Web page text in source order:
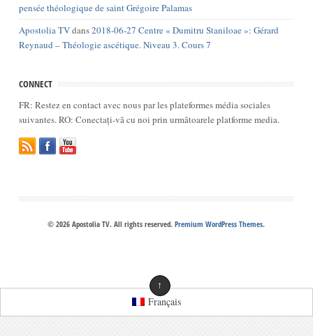
pensée théologique de saint Grégoire Palamas
Apostolia TVdans2018-06-27 Centre « Dumitru Staniloae »: Gérard
Reynaud – Théologie ascétique. Niveau 3. Cours 7
CONNECT
FR: Restez en contact avec nous par les plateformes média sociales
suivantes. RO: Conectați-vă cu noi prin următoarele platforme media.
© 2026 Apostolia TV. All rights reserved.Premium WordPress Themes.
↑
Français